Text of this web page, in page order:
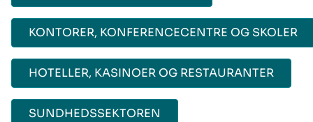
KONTORER, KONFERENCECENTRE OG SKOLER
HOTELLER, KASINOER OG RESTAURANTER
SUNDHEDSSEKTOREN